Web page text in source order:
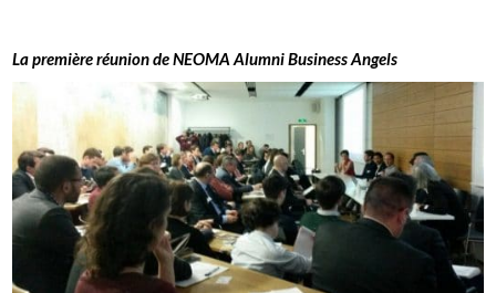
La première réunion de NEOMA Alumni Business Angels